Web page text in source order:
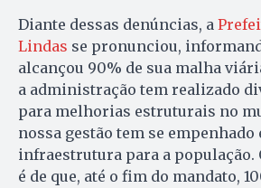
Diante dessas denúncias, a
Lindas se pronunciou,
alcançou 90% de sua malha
a administração tem realizado
para melhorias estruturais no
nossa gestão tem se
infraestrutura para a população.
é de que, até o fim do mandato,